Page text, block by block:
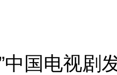
”中国电视剧